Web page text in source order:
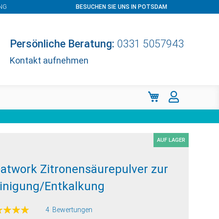
BESUCHEN SIE UNS IN POTSDAM
Persönliche Beratung: 0331 5057943
Kontakt aufnehmen
Mein Warenkorb
AUF LAGER
Zitronensäurepulver zur
Entkalkung
4 Bewertungen